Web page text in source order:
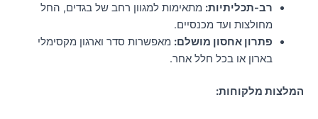
רב-תכליתיות: מתאימות למגוון רחב של בגדים, החל
מחולצות ועד מכנסיים.
פתרון אחסון מושלם: מאפשרות סדר וארגון מקסימלי
בארון או בכל חלל אחר.
המלצות מלקוחות: